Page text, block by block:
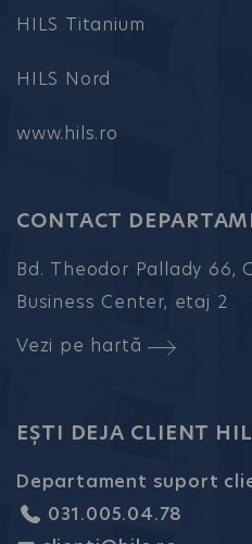
HILS Titanium
HILS Nord
www.hils.ro
CONTACT
Bd. Theodor Pallady 66,
Business Center, etaj 2
Vezi pe hartă
EȘTI DEJA CLIENT
Departament suport
031.005.04.78